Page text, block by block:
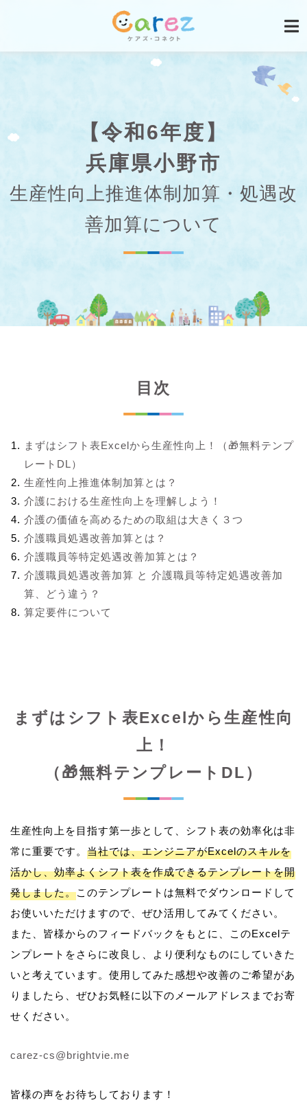
【令和6年度】
兵庫県小野市
生産性向上推進体制加算・処遇改
善加算について
目次
まずはシフト表Excelから生産性向上！（🎁無料テンプ
レートDL）
生産性向上推進体制加算とは？
介護における生産性向上を理解しよう！
介護の価値を高めるための取組は大きく３つ
介護職員処遇改善加算とは？
介護職員等特定処遇改善加算とは？
介護職員処遇改善加算 と 介護職員等特定処遇改善加
算、どう違う？
算定要件について
まずはシフト表Excelから生産性向
上！
（🎁無料テンプレートDL）
生産性向上を目指す第一歩として、シフト表の効率化は非
常に重要です。 当社では、エンジニアがExcelのスキルを
活かし、効率よくシフト表を作成できるテンプレートを開
発しました。このテンプレートは無料でダウンロードして
お使いいただけますので、ぜひ活用してみてください。
また、皆様からのフィードバックをもとに、このExcelテ
ンプレートをさらに改良し、より便利なものにしていきた
いと考えています。使用してみた感想や改善のご希望があ
りましたら、ぜひお気軽に以下のメールアドレスまでお寄
せください。
carez-cs@brightvie.me
皆様の声をお待ちしております！